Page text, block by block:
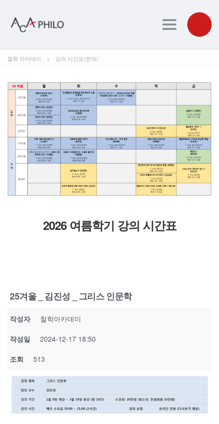
Toggle
철학 아카데미 > 강의 시간표(현재)
2026 여름학기 강의 시간표
25겨울 _ 김진성 _ 그리스 인문학
작성자 철학아카데미
작성일 2024-12-17 18:50
조회 513